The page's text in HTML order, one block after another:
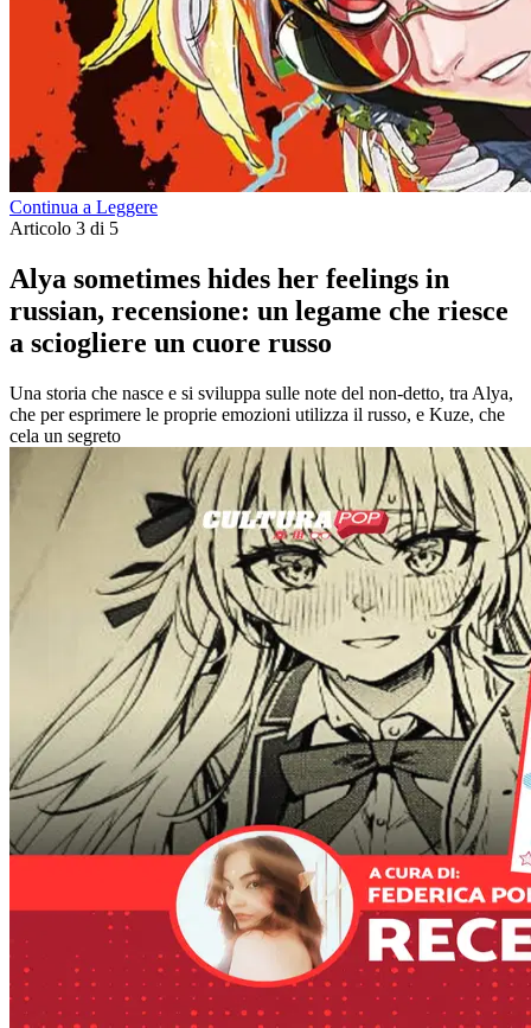
Continua a Leggere
Articolo 3 di 5
Alya sometimes hides her feelings in
russian, recensione: un legame che riesce
a sciogliere un cuore russo
Una storia che nasce e si sviluppa sulle note del non-detto, tra Alya,
che per esprimere le proprie emozioni utilizza il russo, e Kuze, che
cela un segreto